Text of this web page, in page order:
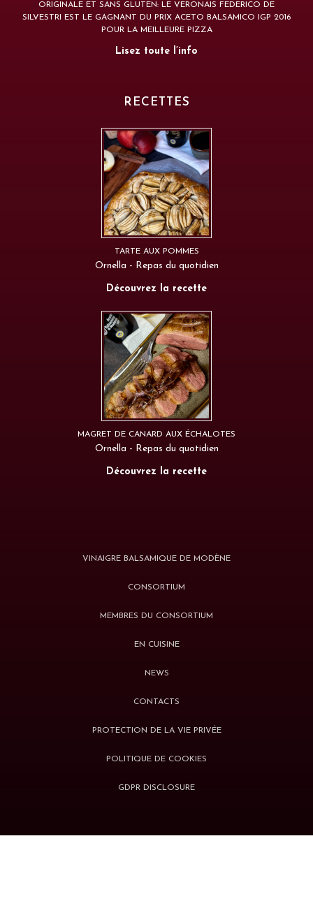
ORIGINALE ET SANS GLUTEN: LE VERONAIS FEDERICO DE
SILVESTRI EST LE GAGNANT DU PRIX ACETO BALSAMICO IGP 2016
POUR LA MEILLEURE PIZZA
Lisez toute l’info
RECETTES
TARTE AUX POMMES
Ornella - Repas du quotidien
Découvrez la recette
MAGRET DE CANARD AUX ÉCHALOTES
Ornella - Repas du quotidien
Découvrez la recette
VINAIGRE BALSAMIQUE DE MODÈNE
CONSORTIUM
MEMBRES DU CONSORTIUM
EN CUISINE
NEWS
CONTACTS
PROTECTION DE LA VIE PRIVÉE
POLITIQUE DE COOKIES
GDPR DISCLOSURE